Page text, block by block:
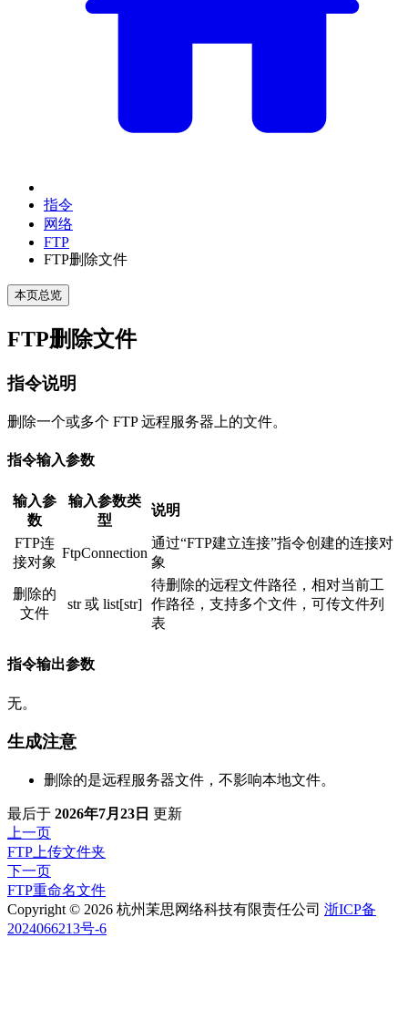
指令
网络
FTP
FTP删除文件
本页总览
FTP删除文件
指令说明
删除一个或多个 FTP 远程服务器上的文件。
指令输入参数
输入参
数
输入参数类
型
说明
FTP连
接对象
FtpConnection
通过“FTP建立连接”指令创建的连接对
象
删除的
文件
str 或 list[str]
待删除的远程文件路径，相对当前工
作路径，支持多个文件，可传文件列
表
指令输出参数
无。
生成注意
删除的是远程服务器文件，不影响本地文件。
最后于 2026年7月23日 更新
上一页
FTP上传文件夹
下一页
FTP重命名文件
Copyright © 2026 杭州茉思网络科技有限责任公司 浙ICP备
2024066213号-6